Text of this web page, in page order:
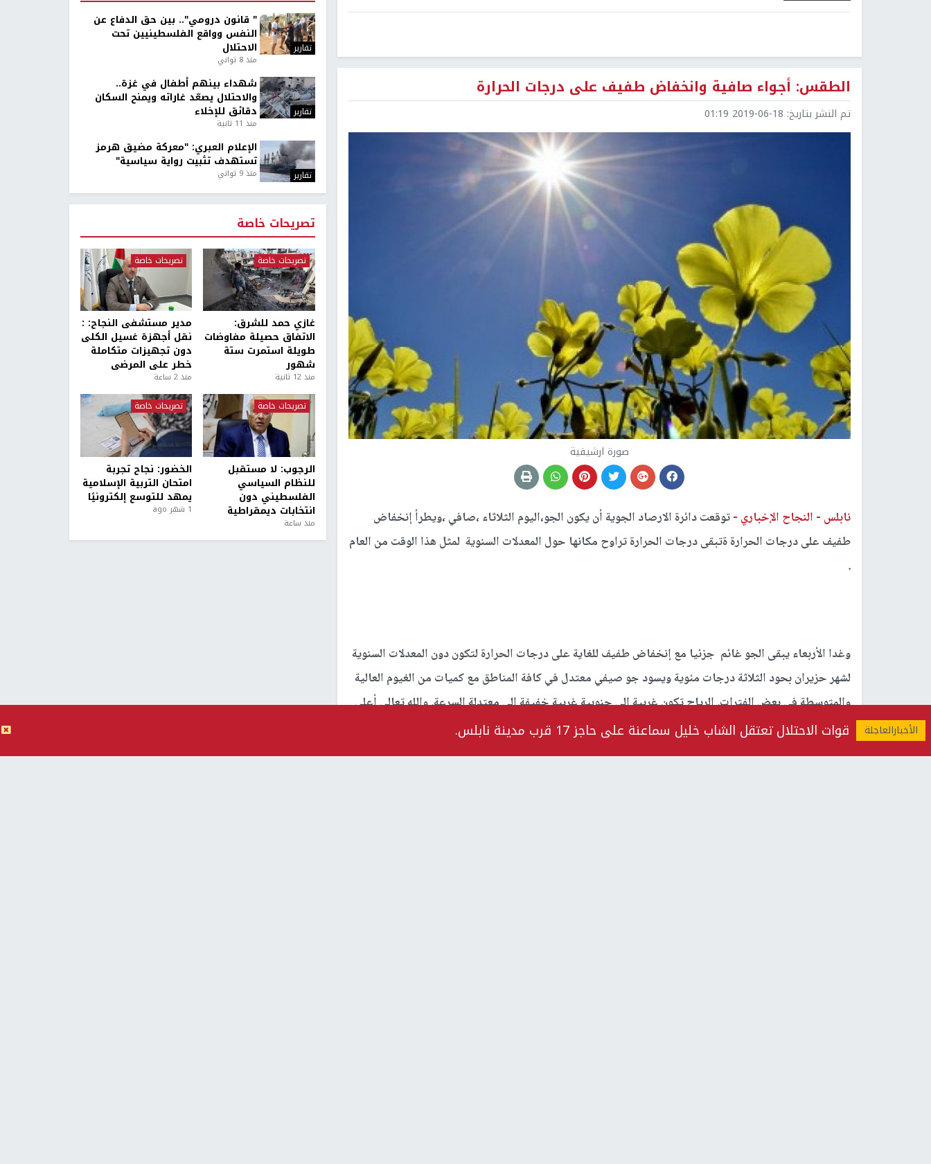
قوات الاحتلال تعتقل الشاب خليل سماعنة على حاجز 17 قرب مدينة نابلس.
الطقس: أجواء صافية وانخفاض طفيف على درجات الحرارة
تم النشر بتاريخ: 2019-06-18 01:19
صورة ارشيفية
نابلس - النجاح الإخباري -توقعت دائرة الارصاد الجوية أن يكون الجو،اليوم الثلاثاء ،صافي ،ويطرأ إنخفاض
طفيف على درجات الحرارة ةتبقى درجات الحرارة تراوح مكانها حول المعدلات السنوية لمثل هذا الوقت من العام
.
وغدا الأربعاء يبقى الجو غائم جزئيا مع إنخفاض طفيف للغاية على درجات الحرارة لتكون دون المعدلات السنوية
لشهر حزيران بحود الثلاثة درجات مئوية ويسود جو صيفي معتدل في كافة المناطق مع كميات من الغيوم العالية
والمتوسطة في بعض الفترات. الرياح تكون غربية الى جنوبية غربية خفيفة الى معتدلة السرعة. والله تعالى أعلى
وأعلم.
تقارير
" قانون درومي".. بين حق الدفاع عن
النفس وواقع الفلسطينيين تحت
الاحتلال
منذ 8 ثواني
تقارير
شهداء بينهم أطفال في غزة..
والاحتلال يصعّد غاراته ويمنح السكان
دقائق للإخلاء
منذ 11 ثانية
تقارير
الإعلام العبري: "معركة مضيق هرمز
تستهدف تثبيت رواية سياسية"
منذ 9 ثواني
تصريحات خاصة
تصريحات خاصة
غازي حمد للشرق:
الاتفاق حصيلة مفاوضات
طويلة استمرت ستة
شهور
منذ 12 ثانية
تصريحات خاصة
مدير مستشفى النجاح: :
نقل أجهزة غسيل الكلى
دون تجهيزات متكاملة
خطر على المرضى
منذ 2 ساعة
تصريحات خاصة
الرجوب: لا مستقبل
للنظام السياسي
الفلسطيني دون
انتخابات ديمقراطية
منذ ساعة
تصريحات خاصة
الخضور: نجاح تجربة
امتحان التربية الإسلامية
يمهد للتوسع إلكترونيًا
1 شهر ago